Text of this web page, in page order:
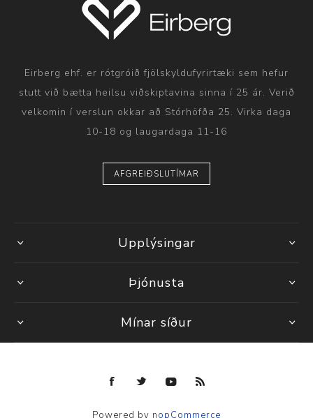
Eirberg ehf. er rótgróið fjölskyldufyrirtæki sem hefur
stutt við bætta heilsu viðskiptavina sinna í 25 ár. Verið
velkomin í verslun okkar að Stórhöfða 25. Virka daga
10-18 og laugardaga 11-16
AFGREIÐSLUTÍMAR
Upplýsingar
Þjónusta
Mínar síður
Powered by nopCommerce